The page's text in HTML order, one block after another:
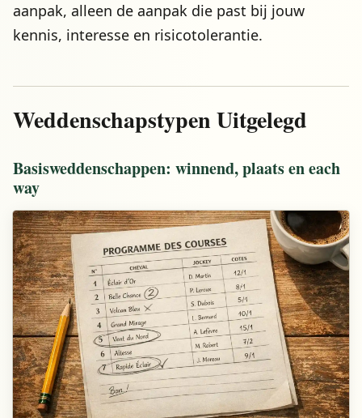
aanpak, alleen de aanpak die past bij jouw
kennis, interesse en risicotolerantie.
Weddenschapstypen Uitgelegd
Basisweddenschappen: winnend, plaats en each
way